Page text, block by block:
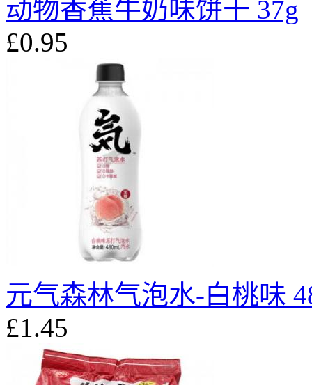
动物香蕉牛奶味饼干 37g
£0.95
元气森林气泡水-白桃味
£1.45